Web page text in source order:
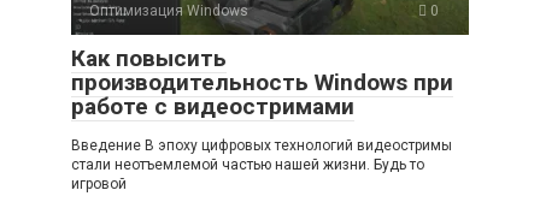
Оптимизация Windows 0
Как повысить
производительность Windows при
работе с видеостримами
Введение В эпоху цифровых технологий видеостримы
стали неотъемлемой частью нашей жизни. Будь то
игровой